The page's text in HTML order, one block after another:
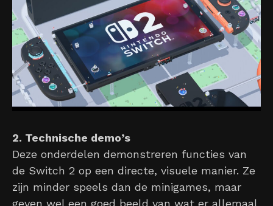
2. Technische demo’s
Deze onderdelen demonstreren functies van
de Switch 2 op een directe, visuele manier. Ze
zijn minder speels dan de minigames, maar
geven wel een goed beeld van wat er allemaal